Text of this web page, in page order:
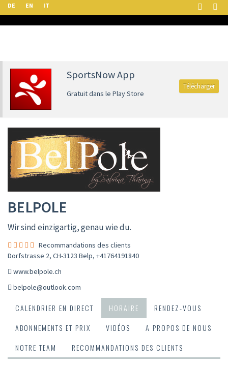
DE EN IT
SportsNow App
Gratuit dans le Play Store
Télécharger
BELPOLE
Wir sind einzigartig, genau wie du.
Recommandations des clients
Dorfstrasse 2, CH-3123 Belp, +41764191840
www.belpole.ch
belpole@outlook.com
CALENDRIER EN DIRECT HORAIRE
RENDEZ-VOUS
ABONNEMENTS ET PRIX
VIDÉOS
A PROPOS DE NOUS
NOTRE TEAM
RECOMMANDATIONS DES CLIENTS